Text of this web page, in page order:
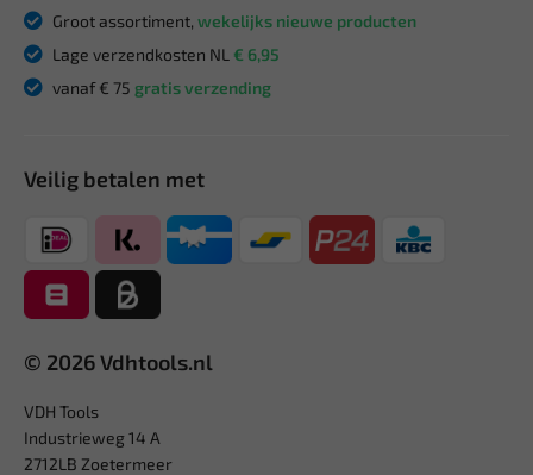
Groot assortiment, wekelijks nieuwe producten
Lage verzendkosten NL € 6,95
vanaf € 75 gratis verzending
Veilig betalen met
© 2026 Vdhtools.nl
VDH Tools
Industrieweg 14 A
2712LB Zoetermeer